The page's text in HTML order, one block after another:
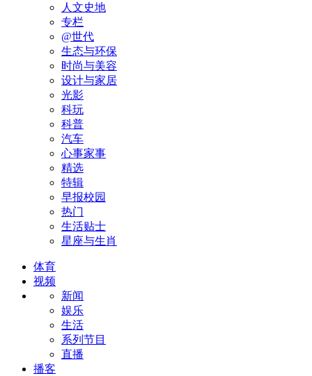
人文史地
专栏
@世代
生态与环保
时尚与美容
设计与家居
光影
科玩
科普
汽车
心事家事
精选
特辑
早报校园
热门
生活贴士
星座与生肖
体育
视频
新闻
娱乐
生活
系列节目
直播
播客